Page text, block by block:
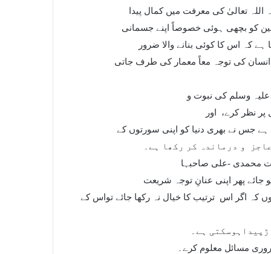
اللہ تعالیٰ کی معرفت میں کمال پیدا
کو بچھی ہوئی خصوصاً اپنے جسمانی
ہے کہ اس کا کوئی بنانے والا ضرور
کی توجہ معاً معمار کی طرف جاتی
وسلم کی نبوت و
نظر کرے،
اور
جس نے بھری دنیا کو اپنی سورتوں کے
و درماندہ کر رکھا ہے۔
محمدی -علی صاحبہا
جائے پھر اپنی عنانِ توجہ شریعت
کہ اگر اس ترتیب کا خیال نہ رکھا جائے تواس کے
ہے۔
مسائل معلوم کرے۔